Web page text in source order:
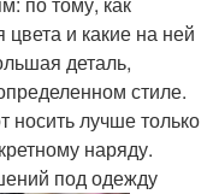
и какие на ней
деталь,
стиле.
носить лучше только
наряду.
под одежду